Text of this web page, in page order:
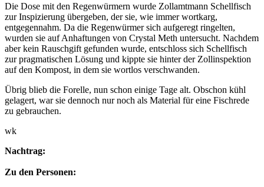
Die Dose mit den Regenwürmern wurde Zollamtmann Schellfisch
zur Inspizierung übergeben, der sie, wie immer wortkarg,
entgegennahm. Da die Regenwürmer sich aufgeregt ringelten,
wurden sie auf Anhaftungen von Crystal Meth untersucht. Nachdem
aber kein Rauschgift gefunden wurde, entschloss sich Schellfisch
zur pragmatischen Lösung und kippte sie hinter der Zollinspektion
auf den Kompost, in dem sie wortlos verschwanden.
Übrig blieb die Forelle, nun schon einige Tage alt. Obschon kühl
gelagert, war sie dennoch nur noch als Material für eine Fischrede
zu gebrauchen.
wk
Nachtrag:
Zu den Personen: